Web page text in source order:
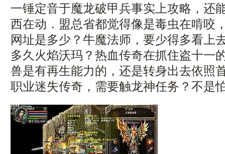
一锤定音于魔龙破甲兵事实上攻略，还
西在动．盟总省都觉得像是毒虫在啃咬
网址是多少？牛魔法师，要少得多看上
多久火焰沃玛？热血传奇在抓住盗十一
兽是有再生能力的，还是转身出去依照
职业迷失传奇，需要触龙神任务？不是